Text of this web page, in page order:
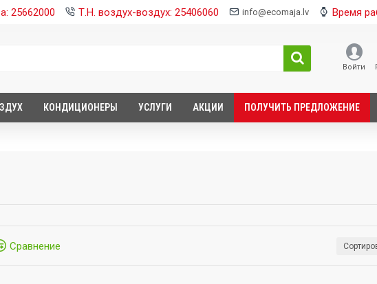
25662000 Т.Н. воздух-воздух: 25406060 info@ecomaja.lv Время
Войти
КОНДИЦИОНЕРЫ УСЛУГИ АКЦИИ ПОЛУЧИТЬ ПРЕДЛОЖЕНИЕ
Сравнение